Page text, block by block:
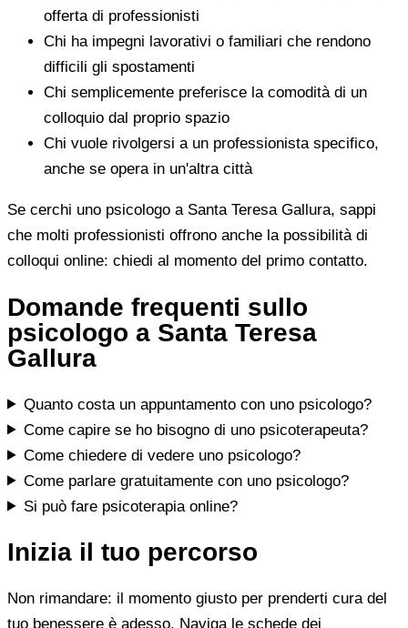
offerta di professionisti
Chi ha impegni lavorativi o familiari che rendono
difficili gli spostamenti
Chi semplicemente preferisce la comodità di un
colloquio dal proprio spazio
Chi vuole rivolgersi a un professionista specifico,
anche se opera in un'altra città
Se cerchi uno psicologo a Santa Teresa Gallura, sappi
che molti professionisti offrono anche la possibilità di
colloqui online: chiedi al momento del primo contatto.
Domande frequenti sullo
psicologo a Santa Teresa
Gallura
Quanto costa un appuntamento con uno psicologo?
Come capire se ho bisogno di uno psicoterapeuta?
Come chiedere di vedere uno psicologo?
Come parlare gratuitamente con uno psicologo?
Si può fare psicoterapia online?
Inizia il tuo percorso
Non rimandare: il momento giusto per prenderti cura del
tuo benessere è adesso. Naviga le schede dei